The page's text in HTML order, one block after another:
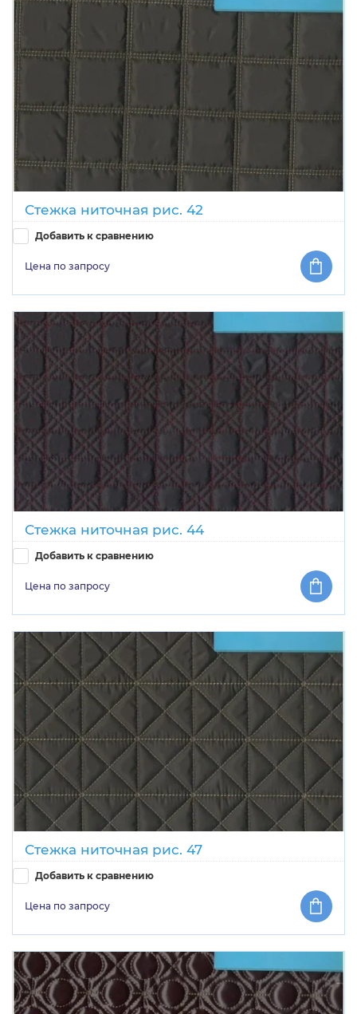
Стежка ниточная рис. 42
Добавить к сравнению
Цена по запросу
Стежка ниточная рис. 44
Добавить к сравнению
Цена по запросу
Стежка ниточная рис. 47
Добавить к сравнению
Цена по запросу